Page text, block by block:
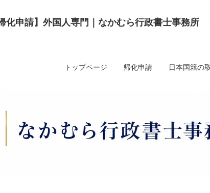
化申請】外国人専門｜なかむら行政書士事務所
トップページ 帰化申請 日本国籍の